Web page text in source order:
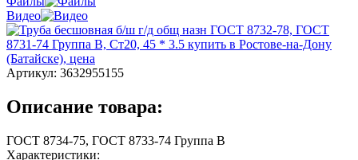
Видео
Артикул: 3632955155
Описание товара:
ГОСТ 8734-75, ГОСТ 8733-74 Группа В
Характеристики: